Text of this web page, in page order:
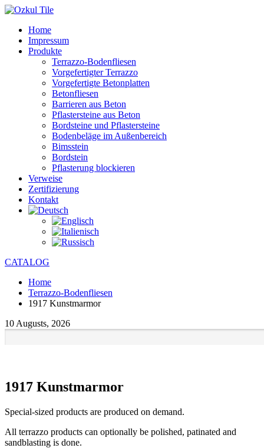
Home
Impressum
Produkte
Terrazzo-Bodenfliesen
Vorgefertigter Terrazzo
Vorgefertigte Betonplatten
Betonfliesen
Barrieren aus Beton
Pflastersteine aus Beton
Bordsteine und Pflastersteine
Bodenbeläge im Außenbereich
Bimsstein
Bordstein
Pflasterung blockieren
Verweise
Zertifizierung
Kontakt
CATALOG
Home
Terrazzo-Bodenfliesen
1917 Kunstmarmor
10 Augusts, 2026
1917 Kunstmarmor
Special-sized products are produced on demand.
All terrazzo products can optionally be polished, patinated and
sandblasting is done.